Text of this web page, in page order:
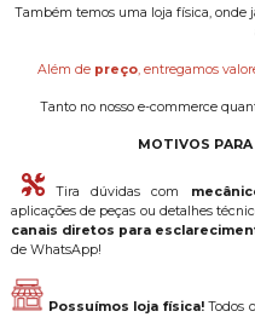
Também temos uma loja física, onde
Além de preço, entregamos
Tanto no nosso e-commerce
MOTIVOS
Tira dúvidas com
aplicações de peças ou detalhes
canais diretos para
de WhatsApp!
Possuímos loja física!Todos